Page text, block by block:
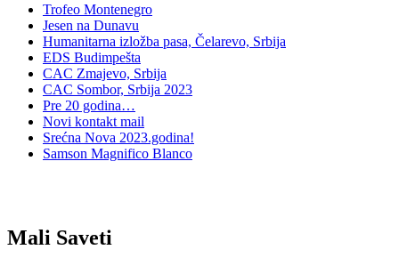
Trofeo Montenegro
Jesen na Dunavu
Humanitarna izložba pasa, Čelarevo, Srbija
EDS Budimpešta
CAC Zmajevo, Srbija
CAC Sombor, Srbija 2023
Pre 20 godina…
Novi kontakt mail
Srećna Nova 2023.godina!
Samson Magnifico Blanco
Mali Saveti